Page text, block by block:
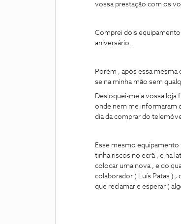
vossa prestação com os
Comprei dois
aniversário.
Porém , após essa mesma
se na minha mão sem
Desloquei-me a vossa loja
onde nem me informaram
dia da comprar do
Esse mesmo equipamento
tinha riscos no ecrã , e na
colocar uma nova , e do
colaborador ( Luís Patas ) ,
que reclamar e esperar (